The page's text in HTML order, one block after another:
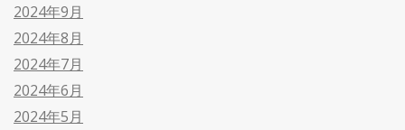
2024年9月
2024年8月
2024年7月
2024年6月
2024年5月